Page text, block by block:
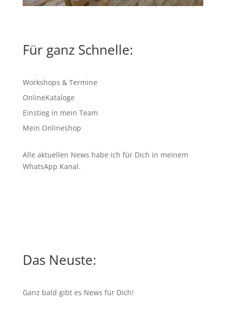
Für ganz Schnelle:
Workshops & Termine
OnlineKataloge
Einstieg in mein Team
Mein Onlineshop
Alle aktuellen News habe ich für Dich in meinem
WhatsApp Kanal.
Das Neuste:
Ganz bald gibt es News für Dich!